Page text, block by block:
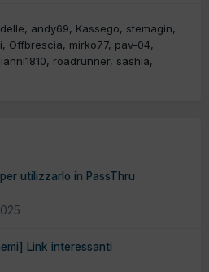
andy69 Kassego
stemagin
Offbrescia mirko77 pav-04
roadrunner sashia
utilizzarlo in PassThru
Link interessanti